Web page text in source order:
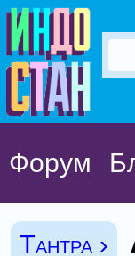
Форум
Тантра ›